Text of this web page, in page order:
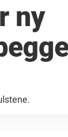
ny